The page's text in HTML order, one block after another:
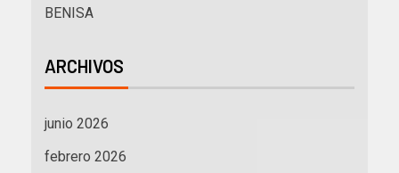
BENISA
ARCHIVOS
junio 2026
febrero 2026